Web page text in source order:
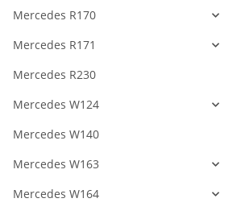
Mercedes R170
Mercedes R171
Mercedes R230
Mercedes W124
Mercedes W140
Mercedes W163
Mercedes W164